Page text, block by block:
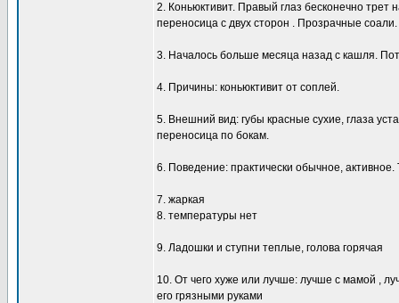
2. Коньюктивит. Правый глаз бесконечно трет
переносица с двух сторон . Прозрачные соали.
3. Началось больше месяца назад с кашля.
4. Причины: коньюктивит от соплей.
5. Внешний вид: губы красные сухие, глаза
переносица по бокам.
6. Поведение: практически обычное,
7. жаркая
8. температуры нет
9. Ладошки и ступни теплые, голова горячая
10. От чего хуже или лучше: лучше с мамой ,
его грязными руками